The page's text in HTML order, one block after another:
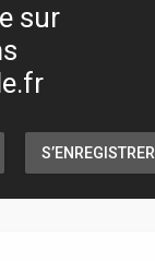
sur
S’ENREGISTRER